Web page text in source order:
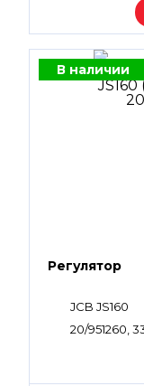
В наличии
Регулятор
JCB JS160
20/951260,